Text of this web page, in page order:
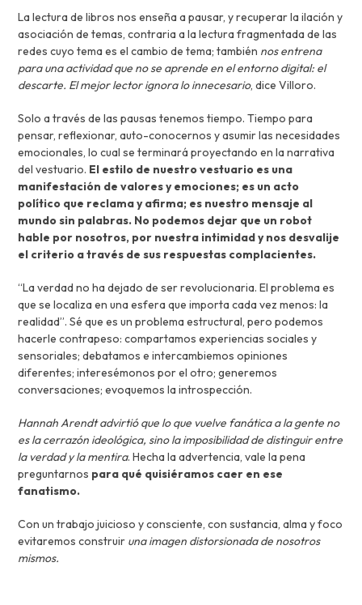
La lectura de libros nos enseña a pausar, y recuperar la ilación y
asociación de temas, contraria a la lectura fragmentada de las
redes cuyo tema es el cambio de tema; también nos entrena
para una actividad que no se aprende en el entorno digital: el
descarte. El mejor lector ignora lo innecesario, dice Villoro.
Solo a través de las pausas tenemos tiempo. Tiempo para
pensar, reflexionar, auto-conocernos y asumir las necesidades
emocionales, lo cual se terminará proyectando en la narrativa
del vestuario. El estilo de nuestro vestuario es una
manifestación de valores y emociones; es un acto
político que reclama y afirma; es nuestro mensaje al
mundo sin palabras. No podemos dejar que un robot
hable por nosotros, por nuestra intimidad y nos desvalije
el criterio a través de sus respuestas complacientes.
“La verdad no ha dejado de ser revolucionaria. El problema es
que se localiza en una esfera que importa cada vez menos: la
realidad”. Sé que es un problema estructural, pero podemos
hacerle contrapeso: compartamos experiencias sociales y
sensoriales; debatamos e intercambiemos opiniones
diferentes; interesémonos por el otro; generemos
conversaciones; evoquemos la introspección.
Hannah Arendt advirtió que lo que vuelve fanática a la gente no
es la cerrazón ideológica, sino la imposibilidad de distinguir entre
la verdad y la mentira. Hecha la advertencia, vale la pena
preguntarnos para qué quisiéramos caer en ese
fanatismo.
Con un trabajo juicioso y consciente, con sustancia, alma y foco
evitaremos construir una imagen distorsionada de nosotros
mismos.